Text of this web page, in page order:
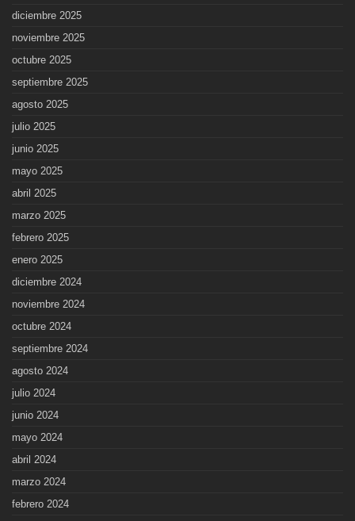
diciembre 2025
noviembre 2025
octubre 2025
septiembre 2025
agosto 2025
julio 2025
junio 2025
mayo 2025
abril 2025
marzo 2025
febrero 2025
enero 2025
diciembre 2024
noviembre 2024
octubre 2024
septiembre 2024
agosto 2024
julio 2024
junio 2024
mayo 2024
abril 2024
marzo 2024
febrero 2024